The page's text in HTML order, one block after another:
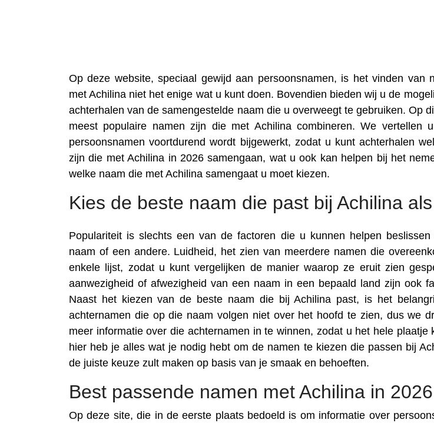
Op deze website, speciaal gewijd aan persoonsnamen, is het vinden van
met Achilina niet het enige wat u kunt doen. Bovendien bieden wij u de
achterhalen van de samengestelde naam die u overweegt te gebruiken. Op
meest populaire namen zijn die met Achilina combineren. We vertellen
persoonsnamen voortdurend wordt bijgewerkt, zodat u kunt achterhalen
zijn die met Achilina in 2026 samengaan, wat u ook kan helpen bij het
welke naam die met Achilina samengaat u moet kiezen.
Kies de beste naam die past bij Achilina
Populariteit is slechts een van de factoren die u kunnen helpen
naam of een andere. Luidheid, het zien van meerdere namen die
enkele lijst, zodat u kunt vergelijken de manier waarop ze eruit zien
aanwezigheid of afwezigheid van een naam in een bepaald land zijn ook
Naast het kiezen van de beste naam die bij Achilina past, is het
achternamen die op die naam volgen niet over het hoofd te zien, dus we
meer informatie over die achternamen in te winnen, zodat u het hele plaatje
hier heb je alles wat je nodig hebt om de namen te kiezen die passen bij
de juiste keuze zult maken op basis van je smaak en behoeften.
Best passende namen met Achilina in 2026
Op deze site, die in de eerste plaats bedoeld is om informatie over